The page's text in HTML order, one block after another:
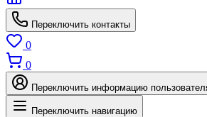
Переключить контакты
0
0
Переключить информацию
Переключить навигацию